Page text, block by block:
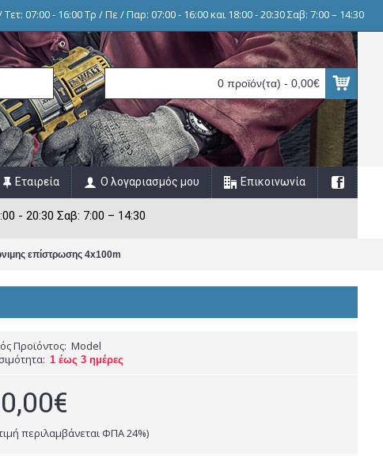
07:00 - 16:00 Τρ / Πε / Παρ: 07:00 - 16:00 και 18:00 - 20:30 Σαβ: 7:00 – 14:30
0 προϊόν(τα) - 0,00€
Επικοινωνία
Ο λογαριασμός μου
Εταιρεία
- 20:30 Σαβ: 7:00 – 14:30
επίστρωσης 4x100m
Προϊόντος: Model
1 έως 3 ημέρες
περιλαμβάνεται ΦΠΑ 24%)